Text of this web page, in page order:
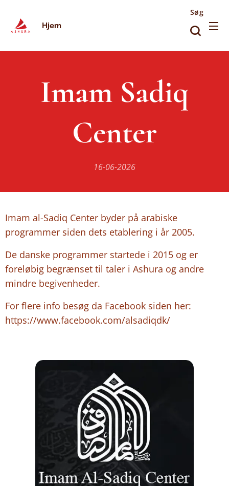
Hjem
Søg
Imam Sadiq
Center
16-06-2026
Imam al-Sadiq Center byder på arabiske
programmer siden dets etablering i år 2005.
De danske programmer startede i 2015 og er
foreløbig begrænset til taler i Ashura og andre
mindre begivenheder.
For flere info besøg da Facebook siden her:
https://www.facebook.com/alsadiqdk/